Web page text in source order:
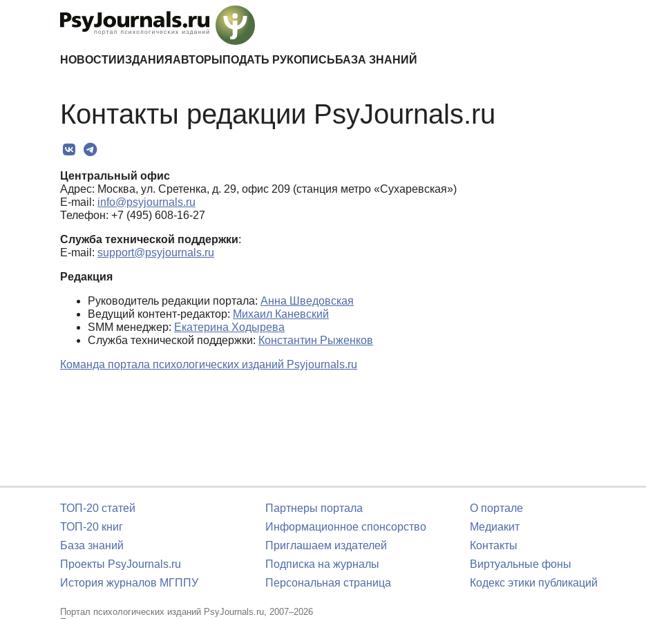
НОВОСТИ ИЗДАНИЯ АВТОРЫ ПОДАТЬ РУКОПИСЬ БАЗА ЗНАНИЙ
Контакты редакции PsyJournals.ru
Центральный офис
Адрес: Москва, ул. Сретенка, д. 29, офис 209 (станция метро «Сухаревская»)
E-mail: info@psyjournals.ru
Телефон: +7 (495) 608-16-27
Служба технической поддержки:
E-mail: support@psyjournals.ru
Редакция
Руководитель редакции портала: Анна Шведовская
Ведущий контент-редактор: Михаил Каневский
SMM менеджер: Екатерина Ходырева
Служба технической поддержки: Константин Рыженков
Команда портала психологических изданий Psyjournals.ru
ТОП-20 статей
ТОП-20 книг
База знаний
Проекты PsyJournals.ru
История журналов МГППУ
Партнеры портала
Информационное спонсорство
Приглашаем издателей
Подписка на журналы
Персональная страница
О портале
Медиакит
Контакты
Виртуальные фоны
Кодекс этики публикаций
Портал психологических изданий PsyJournals.ru, 2007–2026